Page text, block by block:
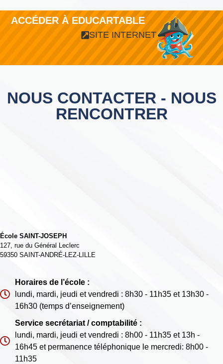
ACCÉDER À EDUCARTABLE
SITE INTERNET
NOUS CONTACTER - NOUS
RENCONTRER
École SAINT-JOSEPH
127, rue du Général Leclerc
59350 SAINT-ANDRÉ-LEZ-LILLE
Horaires de l’école :
lundi, mardi, jeudi et vendredi : 8h30 - 11h35 et 13h30 -
16h30 (temps d’enseignement)
Service secrétariat / comptabilité :
lundi, mardi, jeudi et vendredi : 8h00 - 11h35 et 13h -
16h45 et permanence téléphonique le mercredi: 8h00 -
11h35